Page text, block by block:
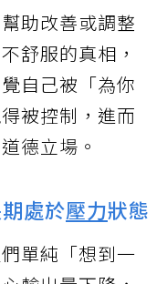
助改善或調整
舒服的真相，
自己被「為你
被控制，進而
德立場。
處於壓力狀態
單純「想到一